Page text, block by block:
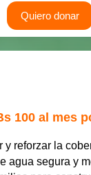
Quiero donar
100 al mes
y reforzar la
agua segura y